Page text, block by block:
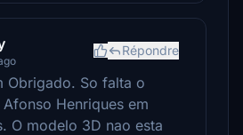
Répondre
Obrigado. So falta o
Henriques em
O modelo 3D nao esta